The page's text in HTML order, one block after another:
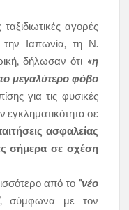
αγορές
Ιαπωνία, τη Ν.
δήλωσαν ότι «η
μεγαλύτερο φόβο
για τις φυσικές
εγκληματικότητα σε
ασφαλείας
σήμερα σε σχέση
από το “νέο
, σύμφωνα με τον